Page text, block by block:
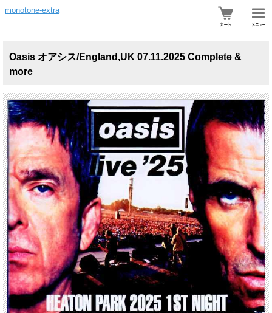
monotone-extra
Oasis オアシス/England,UK 07.11.2025 Complete &
more